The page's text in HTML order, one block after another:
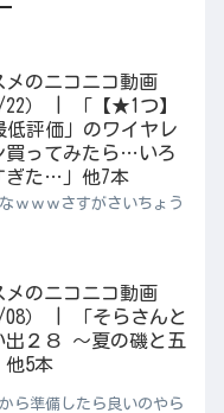
メのニコニコ動画
22） | 「【★1つ】
低評価」のワイヤレ
買ってみたら…いろ
ぎた…」他7本
ｗｗｗさすがさいちょう
メのニコニコ動画
08） | 「そらさんと
出２８ ～夏の磯と五
他5本
ら準備したら良いのやら